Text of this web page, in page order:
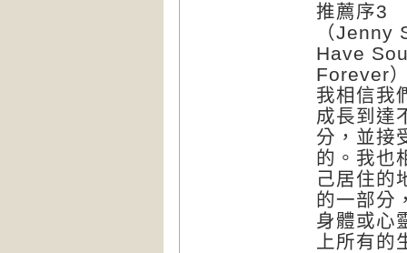
推薦序3
（Jenny
Have
Forever
我相信我
成長到達
分，並接
的。我也
己居住的
的一部分
身體或心
上所有